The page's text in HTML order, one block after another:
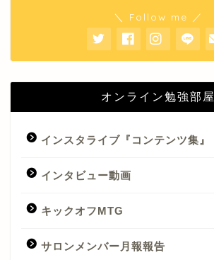
＼ Follow me ／
オンライン勉強部屋
インスタライブ『コンテンツ集』
インタビュー動画
キックオフMTG
サロンメンバー月報報告